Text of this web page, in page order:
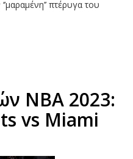
πτέρυγα του
ΝΒΑ 2023:
vs Miami